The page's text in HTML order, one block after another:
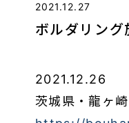
2021.12.27
ボルダリン
2021.12.26
茨城県・龍ヶ